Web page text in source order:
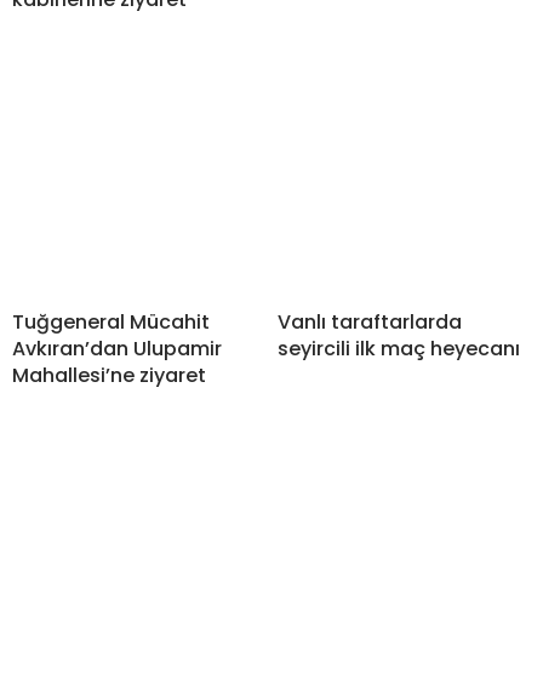
Tuğgeneral Mücahit
Avkıran’dan Ulupamir
Mahallesi’ne ziyaret
Vanlı taraftarlarda
seyircili ilk maç heyecanı